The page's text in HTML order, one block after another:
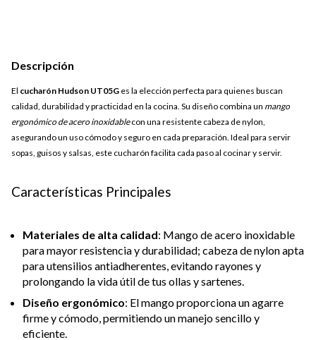
Descripción
El cucharón Hudson UT05G es la elección perfecta para quienes buscan
calidad, durabilidad y practicidad en la cocina. Su diseño combina un mango
ergonómico de acero inoxidablecon una resistente cabeza de nylon,
asegurando un uso cómodo y seguro en cada preparación. Ideal para servir
sopas, guisos y salsas, este cucharón facilita cada paso al cocinar y servir.
Características Principales
Materiales de alta calidad: Mango de acero inoxidable
para mayor resistencia y durabilidad; cabeza de nylon apta
para utensilios antiadherentes, evitando rayones y
prolongando la vida útil de tus ollas y sartenes.
Diseño ergonómico: El mango proporciona un agarre
firme y cómodo, permitiendo un manejo sencillo y
eficiente.